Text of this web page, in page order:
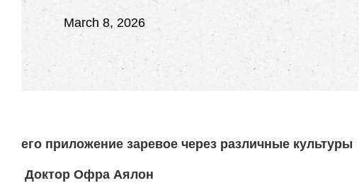
March 8, 2026
его приложение заревое через различные культуры
Доктор Офра Аялон